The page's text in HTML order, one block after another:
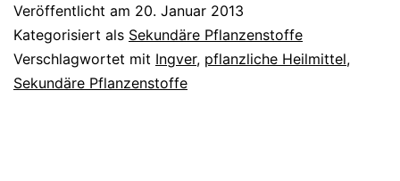
Veröffentlicht am 20. Januar 2013
Kategorisiert als Sekundäre Pflanzenstoffe
Verschlagwortet mit Ingver, pflanzliche Heilmittel,
Sekundäre Pflanzenstoffe